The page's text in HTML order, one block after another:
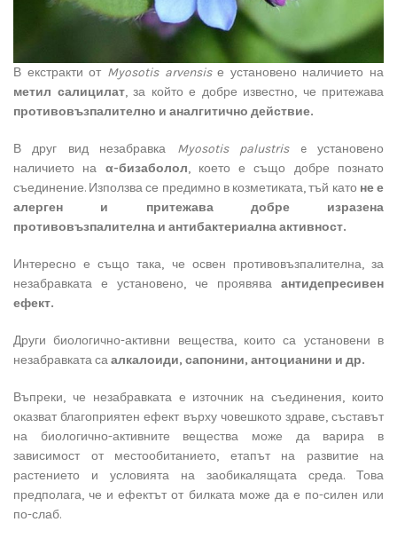
В екстракти от Myosotis arvensisе установено наличието на
метил салицилат, за който е добре известно, че притежава
противовъзпалително и аналгитично действие.
В друг вид незабравка Myosotis palustrise установено
наличието на α-бизаболол, което е също добре познато
съединение. Използва се предимно в козметиката, тъй като не е
алерген и притежава добре изразена
противовъзпалителна и антибактериална активност.
Интересно е също така, че освен противовъзпалителна, за
незабравката е установено, че проявява антидепресивен
ефект.
Други биологично-активни вещества, които са установени в
незабравката саалкалоиди, сапонини, антоцианини и др.
Въпреки, че незабравката е източник на съединения, които
оказват благоприятен ефект върху човешкото здраве, съставът
на биологично-активните вещества може да варира в
зависимост от местообитанието, етапът на развитие на
растението и условията на заобикалящата среда. Това
предполага, че и ефектът от билката може да е по-силен или
по-слаб.